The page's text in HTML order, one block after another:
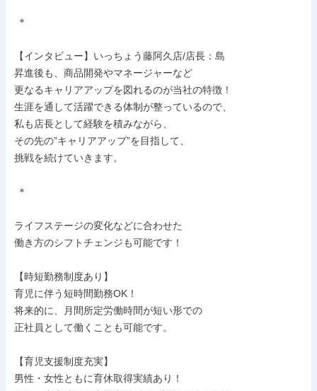
【インタビュー】いっちょう藤阿久店/店長：島
昇進後も、商品開発やマネージャーなど
更なるキャリアアップを図れるのが当社の特徴！
生涯を通して活躍できる体制が整っているので、
私も店長として経験を積みながら、
その先の”キャリアアップ”を目指して、
挑戦を続けていきます。
ライフステージの変化などに合わせた
働き方のシフトチェンジも可能です！
【時短勤務制度あり】
育児に伴う短時間勤務OK！
将来的に、月間所定労働時間が短い形での
正社員として働くことも可能です。
【育児支援制度充実】
男性・女性ともに育休取得実績あり！